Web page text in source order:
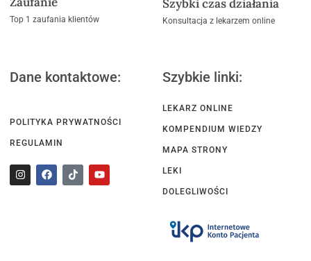
Top 1 zaufania klientów
Szybki czas działania
Konsultacja z lekarzem online
Dane kontaktowe:
POLITYKA PRYWATNOŚCI
REGULAMIN
Szybkie linki:
LEKARZ ONLINE
KOMPENDIUM WIEDZY
MAPA STRONY
LEKI
DOLEGLIWOŚCI